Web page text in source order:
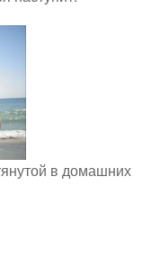
в домашних